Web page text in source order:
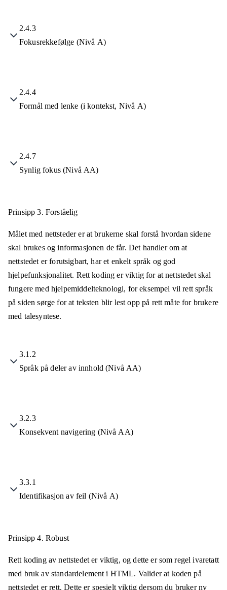
2.4.3
Fokusrekkefølge (Nivå A)
2.4.4
Formål med lenke (i kontekst, Nivå A)
2.4.7
Synlig fokus (Nivå AA)
Prinsipp 3. Forståelig
Målet med nettsteder er at brukerne skal forstå hvordan sidene
skal brukes og informasjonen de får. Det handler om at
nettstedet er forutsigbart, har et enkelt språk og god
hjelpefunksjonalitet. Rett koding er viktig for at nettstedet skal
fungere med hjelpemiddelteknologi, for eksempel vil rett språk
på siden sørge for at teksten blir lest opp på rett måte for brukere
med talesyntese.
3.1.2
Språk på deler av innhold (Nivå AA)
3.2.3
Konsekvent navigering (Nivå AA)
3.3.1
Identifikasjon av feil (Nivå A)
Prinsipp 4. Robust
Rett koding av nettstedet er viktig, og dette er som regel ivaretatt
med bruk av standardelement i HTML. Valider at koden på
nettstedet er rett. Dette er spesielt viktig dersom du bruker ny